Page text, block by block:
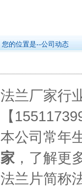
您的位置是--公司动态
法兰厂家行
【
本公司常年
家 ，了解更
法兰片简称